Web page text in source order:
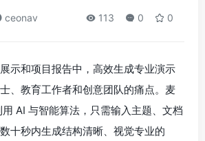
ceonav 113 0 0
示和项目报告中，高效生成专业演示
、教育工作者和创意团队的痛点。麦
AI 与智能算法，只需输入主题、文档
十秒内生成结构清晰、视觉专业的